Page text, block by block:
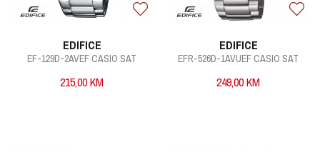
EDIFICE
EF-129D-2AVEF CASIO SAT
215,00KM
EDIFICE
EFR-526D-1AVUEF CASIO SAT
249,00KM